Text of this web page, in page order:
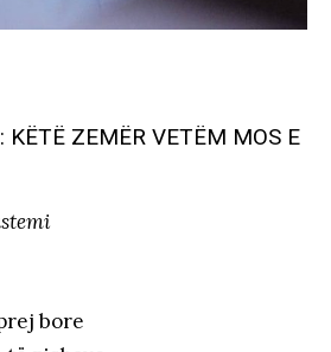
KËTË ZEMËR VETËM MOS E
bore